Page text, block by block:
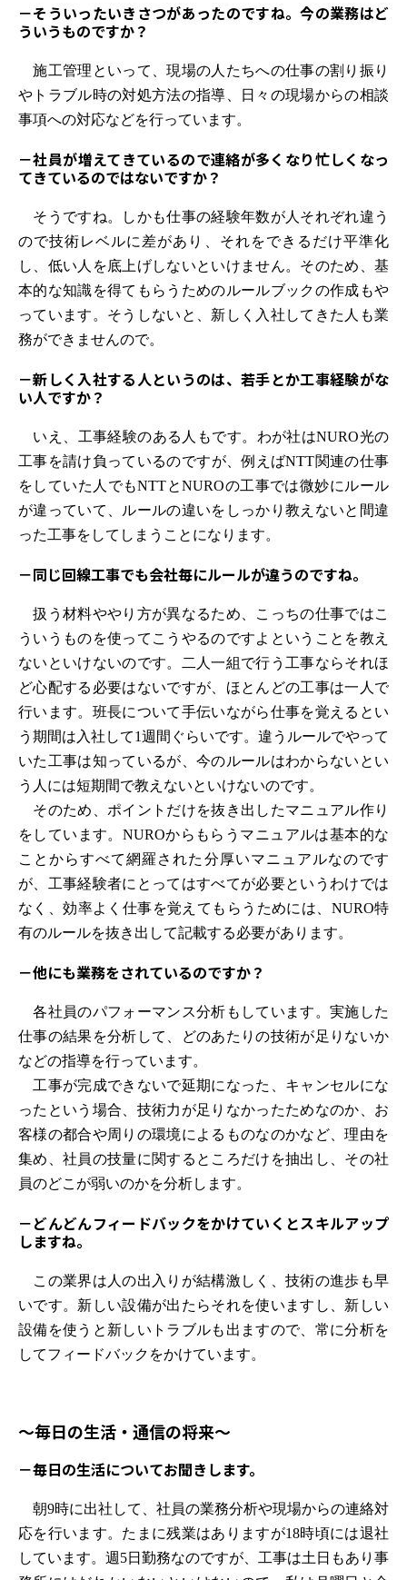
－そういったいきさつがあったのですね。今の業務はど
ういうものですか？
施工管理といって、現場の人たちへの仕事の割り振り
やトラブル時の対処方法の指導、日々の現場からの相談
事項への対応などを行っています。
－社員が増えてきているので連絡が多くなり忙しくなっ
てきているのではないですか？
そうですね。しかも仕事の経験年数が人それぞれ違う
ので技術レベルに差があり、それをできるだけ平準化
し、低い人を底上げしないといけません。そのため、基
本的な知識を得てもらうためのルールブックの作成もや
っています。そうしないと、新しく入社してきた人も業
務ができませんので。
－新しく入社する人というのは、若手とか工事経験がな
い人ですか？
いえ、工事経験のある人もです。わが社はNURO光の
工事を請け負っているのですが、例えばNTT関連の仕事
をしていた人でもNTTとNUROの工事では微妙にルール
が違っていて、ルールの違いをしっかり教えないと間違
った工事をしてしまうことになります。
－同じ回線工事でも会社毎にルールが違うのですね。
扱う材料ややり方が異なるため、こっちの仕事ではこ
ういうものを使ってこうやるのですよということを教え
ないといけないのです。二人一組で行う工事ならそれほ
ど心配する必要はないですが、ほとんどの工事は一人で
行います。班長について手伝いながら仕事を覚えるとい
う期間は入社して1週間ぐらいです。違うルールでやって
いた工事は知っているが、今のルールはわからないとい
う人には短期間で教えないといけないのです。
そのため、ポイントだけを抜き出したマニュアル作り
をしています。NUROからもらうマニュアルは基本的な
ことからすべて網羅された分厚いマニュアルなのです
が、工事経験者にとってはすべてが必要というわけでは
なく、効率よく仕事を覚えてもらうためには、NURO特
有のルールを抜き出して記載する必要があります。
－他にも業務をされているのですか？
各社員のパフォーマンス分析もしています。実施した
仕事の結果を分析して、どのあたりの技術が足りないか
などの指導を行っています。
工事が完成できないで延期になった、キャンセルにな
ったという場合、技術力が足りなかったためなのか、お
客様の都合や周りの環境によるものなのかなど、理由を
集め、社員の技量に関するところだけを抽出し、その社
員のどこが弱いのかを分析します。
－どんどんフィードバックをかけていくとスキルアップ
しますね。
この業界は人の出入りが結構激しく、技術の進歩も早
いです。新しい設備が出たらそれを使いますし、新しい
設備を使うと新しいトラブルも出ますので、常に分析を
してフィードバックをかけています。
～毎日の生活・通信の将来～
－毎日の生活についてお聞きします。
朝9時に出社して、社員の業務分析や現場からの連絡対
応を行います。たまに残業はありますが18時頃には退社
しています。週5日勤務なのですが、工事は土日もあり事